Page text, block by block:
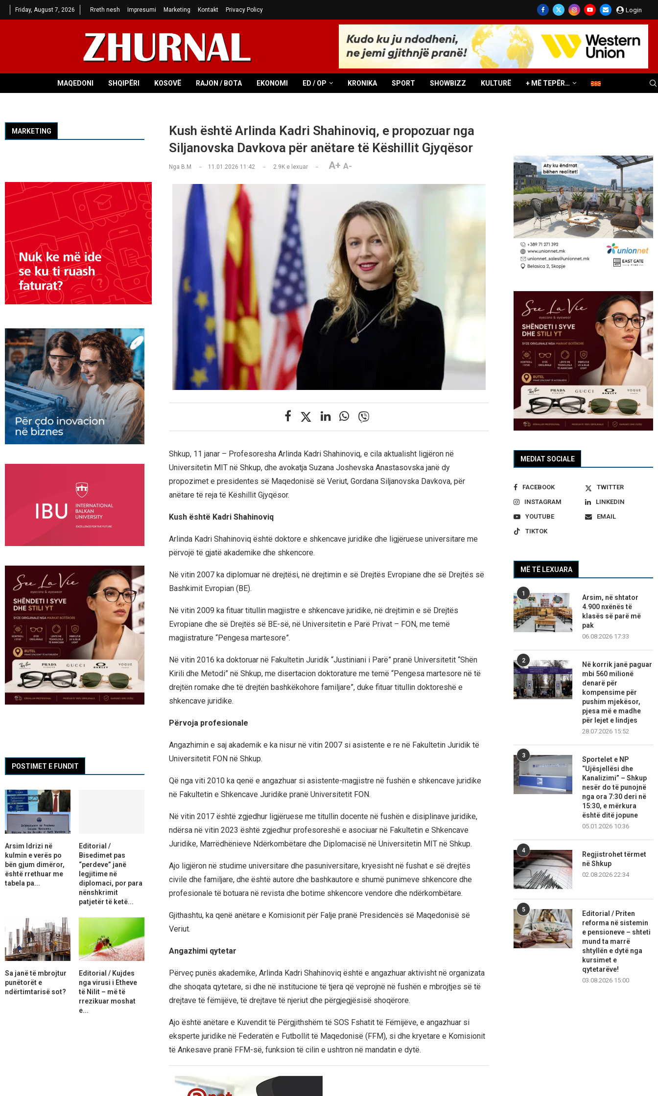
Friday, August 7, 2026 Rreth nesh Impresumi Marketing Kontakt Privacy Policy Login
MAQEDONI SHQIPËRI KOSOVË RAJON / BOTA EKONOMI ED / OP KRONIKA SPORT SHOWBIZZ KULTURË + MË TEPËR…
Kush është Arlinda Kadri Shahinoviq, e propozuar nga
Siljanovska Davkova për anëtare të Këshillit Gjyqësor
Nga B.M 11.01.2026 11:42 2.9Ke lexuar A+ A-
Shkup, 11 janar – Profesoresha Arlinda Kadri Shahinoviq, e cila aktualisht ligjëron në
Universitetin MIT në Shkup, dhe avokatja Suzana Joshevska Anastasovska janë dy
propozimet e presidentes së Maqedonisë së Veriut, Gordana Siljanovska Davkova, për
anëtare të reja të Këshillit Gjyqësor.
Kush është Kadri Shahinoviq
Arlinda Kadri Shahinoviq është doktore e shkencave juridike dhe ligjëruese universitare me
përvojë të gjatë akademike dhe shkencore.
Në vitin 2007 ka diplomuar në drejtësi, në drejtimin e së Drejtës Evropiane dhe së Drejtës së
Bashkimit Evropian (BE).
Në vitin 2009 ka fituar titullin magjistre e shkencave juridike, në drejtimin e së Drejtës
Evropiane dhe së Drejtës së BE-së, në Universitetin e Parë Privat – FON, me temë
magjistrature “Pengesa martesore”.
Në vitin 2016 ka doktoruar në Fakultetin Juridik “Justiniani i Parë” pranë Universitetit “Shën
Kirili dhe Metodi” në Shkup, me disertacion doktorature me temë “Pengesa martesore në të
drejtën romake dhe të drejtën bashkëkohore familjare”, duke fituar titullin doktoreshë e
shkencave juridike.
Përvoja profesionale
Angazhimin e saj akademik e ka nisur në vitin 2007 si asistente e re në Fakultetin Juridik të
Universitetit FON në Shkup.
Që nga viti 2010 ka qenë e angazhuar si asistente-magjistre në fushën e shkencave juridike
në Fakultetin e Shkencave Juridike pranë Universitetit FON.
Në vitin 2017 është zgjedhur ligjëruese me titullin docente në fushën e disiplinave juridike,
ndërsa në vitin 2023 është zgjedhur profesoreshë e asociuar në Fakultetin e Shkencave
Juridike, Marrëdhënieve Ndërkombëtare dhe Diplomacisë në Universitetin MIT në Shkup.
Ajo ligjëron në studime universitare dhe pasuniversitare, kryesisht në fushat e së drejtës
civile dhe familjare, dhe është autore dhe bashkautore e shumë punimeve shkencore dhe
profesionale të botuara në revista dhe botime shkencore vendore dhe ndërkombëtare.
Gjithashtu, ka qenë anëtare e Komisionit për Falje pranë Presidencës së Maqedonisë së
Veriut.
Angazhimi qytetar
Përveç punës akademike, Arlinda Kadri Shahinoviq është e angazhuar aktivisht në organizata
dhe shoqata qytetare, si dhe në institucione të tjera që veprojnë në fushën e mbrojtjes së të
drejtave të fëmijëve, të drejtave të njeriut dhe përgjegjësisë shoqërore.
Ajo është anëtare e Kuvendit të Përgjithshëm të SOS Fshatit të Fëmijëve, e angazhuar si
eksperte juridike në Federatën e Futbollit të Maqedonisë (FFM), si dhe kryetare e Komisionit
të Ankesave pranë FFM-së, funksion të cilin e ushtron në mandatin e dytë.
MEDIAT SOCIALE
FACEBOOK
TWITTER
INSTAGRAM
LINKEDIN
YOUTUBE
EMAIL
TIKTOK
MË TË LEXUARA
1
Arsim, në shtator
4.900 nxënës të
klasës së parë më
pak
06.08.2026 17:33
2
Në korrik janë paguar
mbi 560 milionë
denarë për
kompensime për
pushim mjekësor,
pjesa më e madhe
për lejet e lindjes
28.07.2026 15:52
3
Sportelet e NP
“Ujësjellësi dhe
Kanalizimi” – Shkup
nesër do të punojnë
nga ora 7:30 deri në
15:30, e mërkura
është ditë jopune
05.01.2026 10:36
4
Regjistrohet tërmet
në Shkup
02.08.2026 22:34
5
Editorial / Priten
reforma në sistemin
e pensioneve – shteti
mund ta marrë
shtyllën e dytë nga
kursimet e
qytetarëve!
03.08.2026 15:00
MARKETING
POSTIMET E FUNDIT
Arsim Idrizi në
kulmin e verës po
bën gjum dimëror,
është rrethuar me
tabela pa...
Editorial /
Bisedimet pas
“perdeve” janë
legjitime në
diplomaci, por para
nënshkrimit
patjetër të ketë...
Sa janë të mbrojtur
punëtorët e
ndërtimtarisë sot?
Editorial / Kujdes
nga virusi i Etheve
të Nilit – më të
rrezikuar moshat
e...